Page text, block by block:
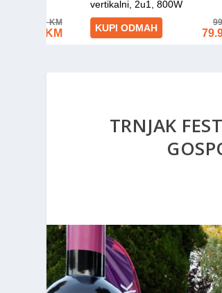
TRNJAK